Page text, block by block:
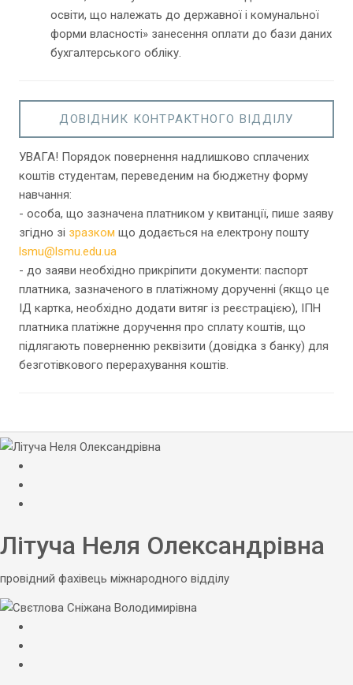
освіти, що належать до державної і комунальної
форми власності» занесення оплати до бази даних
бухгалтерського обліку.
ДОВІДНИК КОНТРАКТНОГО ВІДДІЛУ
УВАГА! Порядок повернення надлишково сплачених
коштів студентам, переведеним на бюджетну форму
навчання:
- особа, що зазначена платником у квитанції, пише заяву
згідно зі зразком що додається на електрону пошту
lsmu@lsmu.edu.ua
- до заяви необхідно прикріпити документи: паспорт
платника, зазначеного в платіжному дорученні (якщо це
ІД картка, необхідно додати витяг із реєстрацією), ІПН
платника платіжне доручення про сплату коштів, що
підлягають поверненню реквізити (довідка з банку) для
безготівкового перерахування коштів.
Літуча Неля Олександрівна
провідний фахівець міжнародного відділу